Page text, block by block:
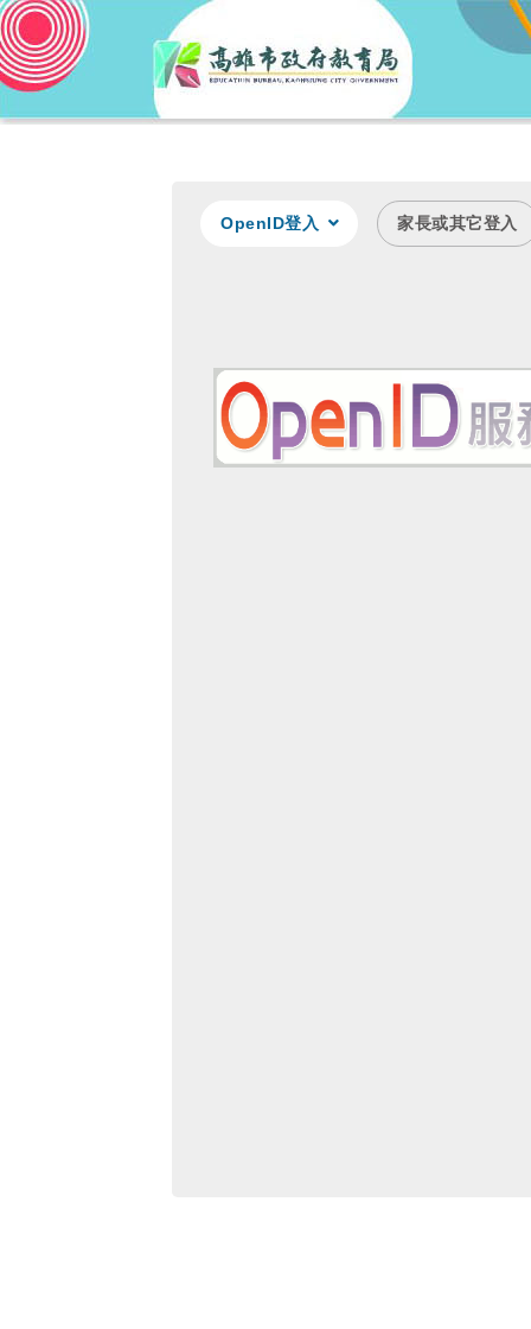
OpenID登入 家長或其它登入